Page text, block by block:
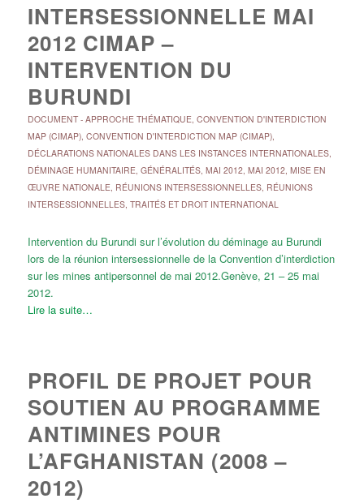
INTERSESSIONNELLE MAI
2012 CIMAP –
INTERVENTION DU
BURUNDI
DOCUMENT- APPROCHE THÉMATIQUE, CONVENTION D'INTERDICTION
MAP (CIMAP), CONVENTION D'INTERDICTION MAP (CIMAP),
DÉCLARATIONS NATIONALES DANS LES INSTANCES INTERNATIONALES,
DÉMINAGE HUMANITAIRE, GÉNÉRALITÉS, MAI 2012, MAI 2012, MISE EN
ŒUVRE NATIONALE, RÉUNIONS INTERSESSIONNELLES, RÉUNIONS
INTERSESSIONNELLES, TRAITÉS ET DROIT INTERNATIONAL
Intervention du Burundi sur l’évolution du déminage au Burundi
lors de la réunion intersessionnelle de la Convention d’interdiction
sur les mines antipersonnel de mai 2012.Genève, 21 – 25 mai
2012.
Lire la suite…
PROFIL DE PROJET POUR
SOUTIEN AU PROGRAMME
ANTIMINES POUR
L’AFGHANISTAN (2008 –
2012)